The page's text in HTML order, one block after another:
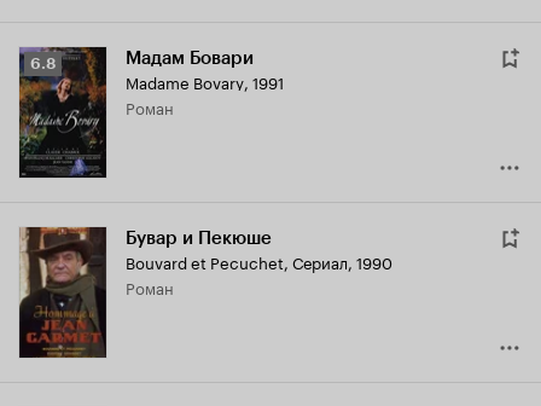
Рейтинг
Кинопоиска
6.8
6.8 Мадам Бовари
Madame Bovary, 1991
роман
Бувар и Пекюше
Bouvard et Pecuchet, Сериал, 1990
роман